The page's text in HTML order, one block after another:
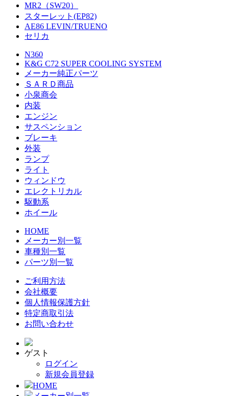
MR2（SW20）
スターレット(EP82)
AE86 LEVIN/TRUENO
セリカ
N360
K&G C72 SUPER COOLING SYSTEM
メーカー純正パーツ
ＳＡＲＤ商品
小泉商会
内装
エンジン
サスペンション
ブレーキ
外装
ランプ
ライト
ウィンドウ
エレクトリカル
駆動系
ホイール
HOME
メーカー別一覧
車種別一覧
パーツ別一覧
ご利用方法
会社概要
個人情報保護方針
特定商取引法
お問い合わせ
ゲスト
ログイン
新規会員登録
HOME